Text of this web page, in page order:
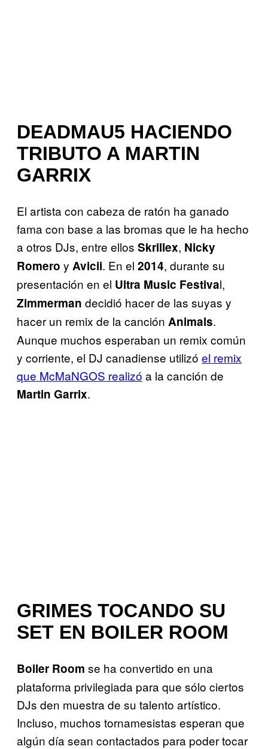
DEADMAU5 HACIENDO
TRIBUTO A MARTIN
GARRIX
El artista con cabeza de ratón ha ganado
fama con base a las bromas que le ha hecho
a otros DJs, entre ellos Skrillex, Nicky
Romero y Avicii. En el 2014, durante su
presentación en el Ultra Music Festival,
Zimmerman decidió hacer de las suyas y
hacer un remix de la canción Animals.
Aunque muchos esperaban un remix común
y corriente, el DJ canadiense utilizó el remix
que McMaNGOS realizó a la canción de
Martin Garrix.
GRIMES TOCANDO SU
SET EN BOILER ROOM
Boiler Room se ha convertido en una
plataforma privilegiada para que sólo ciertos
DJs den muestra de su talento artístico.
Incluso, muchos tornamesistas esperan que
algún día sean contactados para poder tocar